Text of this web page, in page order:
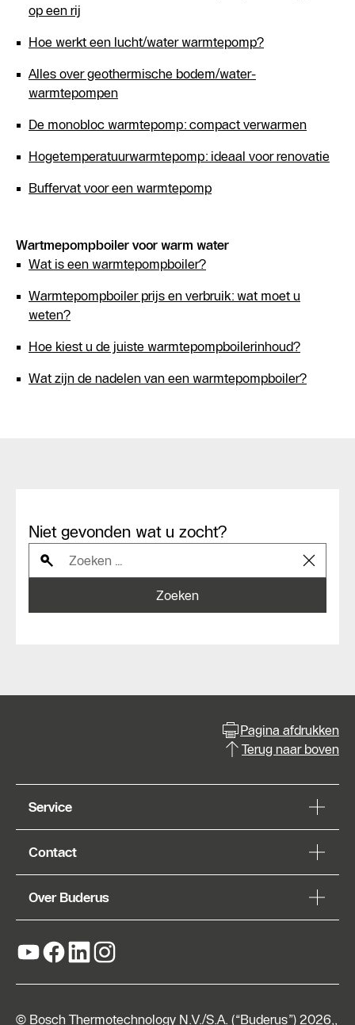
op een rij
Hoe werkt een lucht/water warmtepomp?
Alles over geothermische bodem/water-
warmtepompen
De monobloc warmtepomp: compact verwarmen
Hogetemperatuurwarmtepomp: ideaal voor renovatie
Buffervat voor een warmtepomp
Wartmepompboiler voor warm water
Wat is een warmtepompboiler?
Warmtepompboiler prijs en verbruik: wat moet u
weten?
Hoe kiest u de juiste warmtepompboilerinhoud?
Wat zijn de nadelen van een warmtepompboiler?
Niet gevonden wat u zocht?
Zoeken
Pagina afdrukken
Terug naar boven
Service
Contact
Over Buderus
© Bosch Thermotechnology N.V./S.A. (“Buderus”) 2026,,